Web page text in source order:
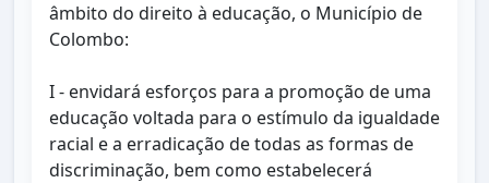
âmbito do direito à educação, o Município de
Colombo:
I - envidará esforços para a promoção de uma
educação voltada para o estímulo da igualdade
racial e a erradicação de todas as formas de
discriminação, bem como estabelecerá